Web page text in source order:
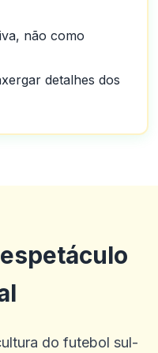
não como
detalhes dos
do futebol sul-
A IU ao vivo e geral é um
linhas e opções de